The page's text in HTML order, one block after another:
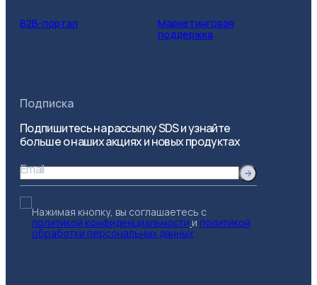
B2B-портал
Маркетинговая
поддержка
Подписка
Подпишитесь на рассылку SDS и узнайте
больше о наших акциях и новых продуктах
Email
Нажимая кнопку, вы соглашаетесь с
политикой конфиденциальности и политикой
обработки персональных данных